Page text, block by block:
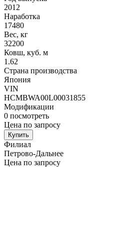
2012
Наработка
17480
Вес, кг
32200
Ковш, куб. м
1.62
Страна производства
Япония
VIN
HCMBWA00L00031855
Модификации
0 посмотреть
Цена по запросу
Купить
Филиал
Петрово-Дальнее
Цена по запросу